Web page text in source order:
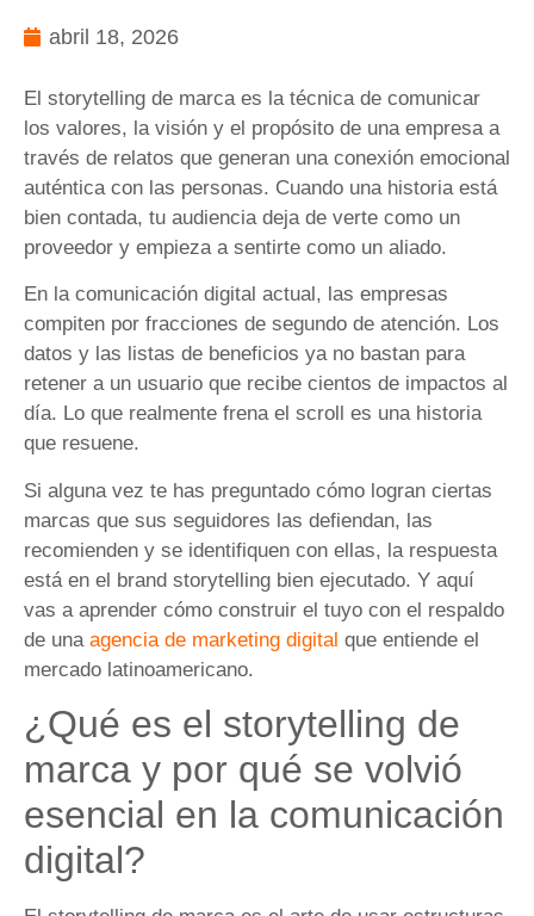
abril 18, 2026
El storytelling de marca es la técnica de comunicar
los valores, la visión y el propósito de una empresa a
través de relatos que generan una conexión emocional
auténtica con las personas. Cuando una historia está
bien contada, tu audiencia deja de verte como un
proveedor y empieza a sentirte como un aliado.
En la comunicación digital actual, las empresas
compiten por fracciones de segundo de atención. Los
datos y las listas de beneficios ya no bastan para
retener a un usuario que recibe cientos de impactos al
día. Lo que realmente frena el scroll es una historia
que resuene.
Si alguna vez te has preguntado cómo logran ciertas
marcas que sus seguidores las defiendan, las
recomienden y se identifiquen con ellas, la respuesta
está en el brand storytelling bien ejecutado. Y aquí
vas a aprender cómo construir el tuyo con el respaldo
de una agencia de marketing digital que entiende el
mercado latinoamericano.
¿Qué es el storytelling de
marca y por qué se volvió
esencial en la comunicación
digital?